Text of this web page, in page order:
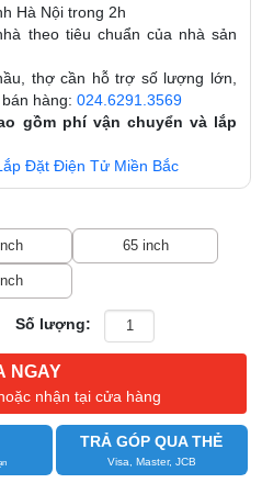
Hà Nội trong 2h
theo tiêu chuẩn của nhà sản
thợ cần hỗ trợ số lượng lớn,
hàng: 024.6291.3569
gồm phí vận chuyển và lắp
Đặt Điện Tử Miền Bắc
65 inch
Số lượng:
NGAY
nhận tại cửa hàng
TRẢ GÓP QUA THẺ
Visa, Master, JCB